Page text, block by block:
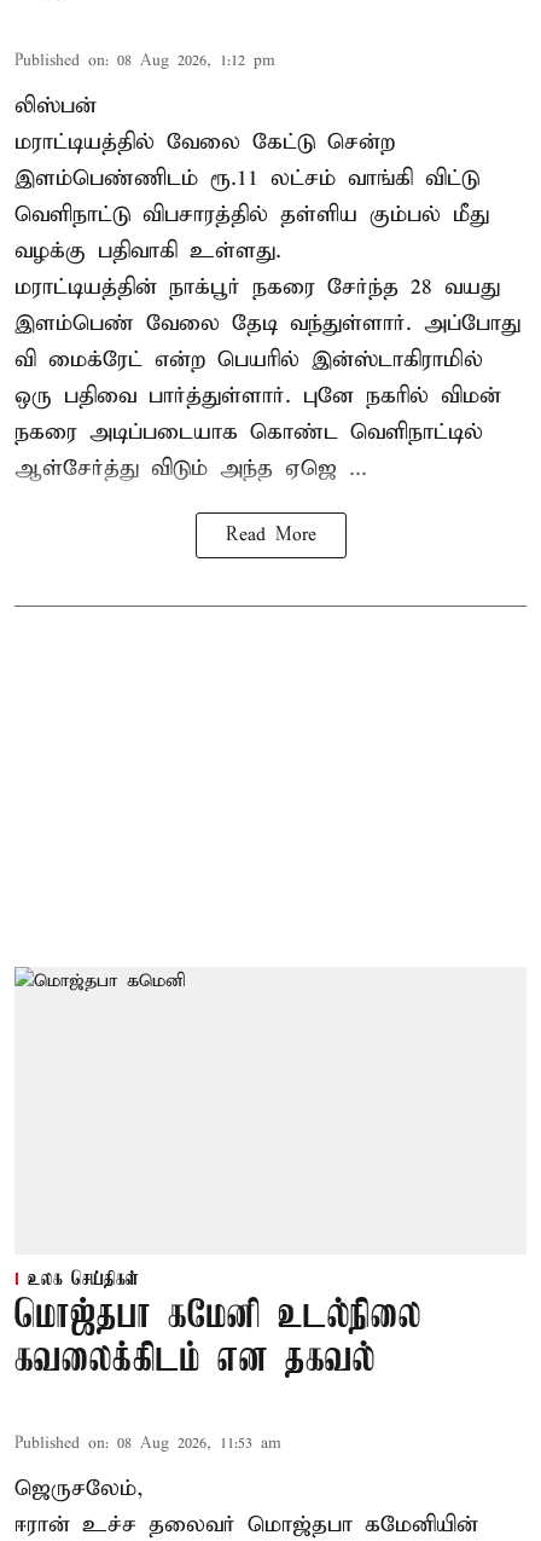
Published on: 08 Aug 2026, 1:12 pm
லிஸ்பன்
மராட்டியத்தில் வேலை கேட்டு சென்ற
இளம்பெண்ணிடம் ரூ.11 லட்சம் வாங்கி விட்டு
வெளிநாட்டு விபசாரத்தில் தள்ளிய கும்பல் மீது
வழக்கு பதிவாகி உள்ளது.
மராட்டியத்தின் நாக்பூர் நகரை சேர்ந்த 28 வயது
இளம்பெண் வேலை தேடி வந்துள்ளார். அப்போது
வி மைக்ரேட் என்ற பெயரில் இன்ஸ்டாகிராமில்
ஒரு பதிவை பார்த்துள்ளார். புனே நகரில் விமன்
நகரை அடிப்படையாக கொண்ட வெளிநாட்டில்
ஆள்சேர்த்து விடும் அந்த ஏஜெ ...
Read More
உலக செய்திகள்
மொஜ்தபா கமேனி உடல்நிலை
கவலைக்கிடம் என தகவல்
Published on: 08 Aug 2026, 11:53 am
ஜெருசலேம்,
ஈரான் உச்ச தலைவர் மொஜ்தபா கமேனியின்